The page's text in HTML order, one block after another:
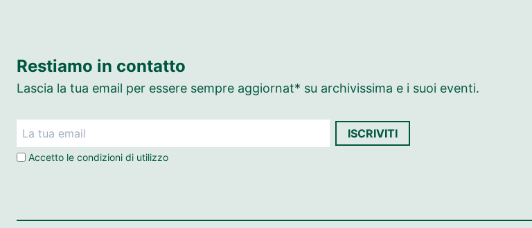
Restiamo in contatto
Lascia la tua email per essere sempre aggiornat* su archivissima e i suoi eventi.
Accetto le condizioni di utilizzo
ISCRIVITI